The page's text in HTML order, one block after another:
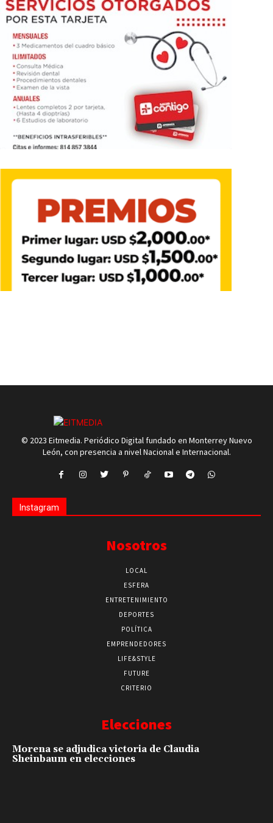
© 2023 Eitmedia. Periódico Digital fundado en Monterrey Nuevo
León, con presencia a nivel Nacional e Internacional.
Instagram
Nosotros
LOCAL
ESFERA
ENTRETENIMIENTO
DEPORTES
POLÍTICA
EMPRENDEDORES
LIFE&STYLE
FUTURE
CRITERIO
Elecciones
Morena se adjudica victoria de Claudia
Sheinbaum en elecciones